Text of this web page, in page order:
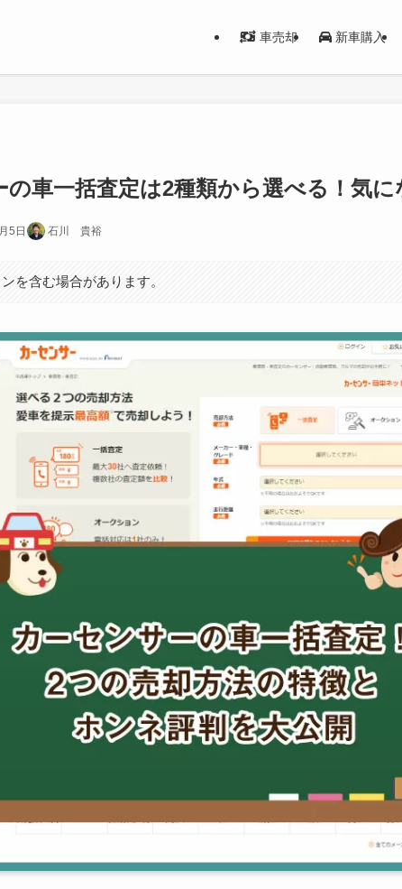
車売却 新車購入
の車一括査定は2種類から選べる！気に
5日 石川 貴裕
を含む場合があります。